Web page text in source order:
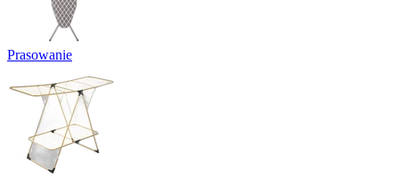
Prasowanie